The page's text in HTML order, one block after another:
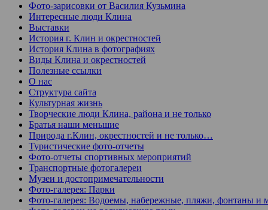
Фото-зарисовки от Василия Кузьмина
Интересные люди Клина
Выставки
История г. Клин и окрестностей
История Клина в фотографиях
Виды Клина и окрестностей
Полезные ссылки
О нас
Структура сайта
Культурная жизнь
Творческие люди Клина, района и не только
Братья наши меньшие
Природа г.Клин, окрестностей и не только…
Туристические фото-отчеты
Фото-отчеты спортивных мероприятий
Транспортные фотогалереи
Музеи и достопримечательности
Фото-галерея: Парки
Фото-галерея: Водоемы, набережные, пляжи, фонтаны и